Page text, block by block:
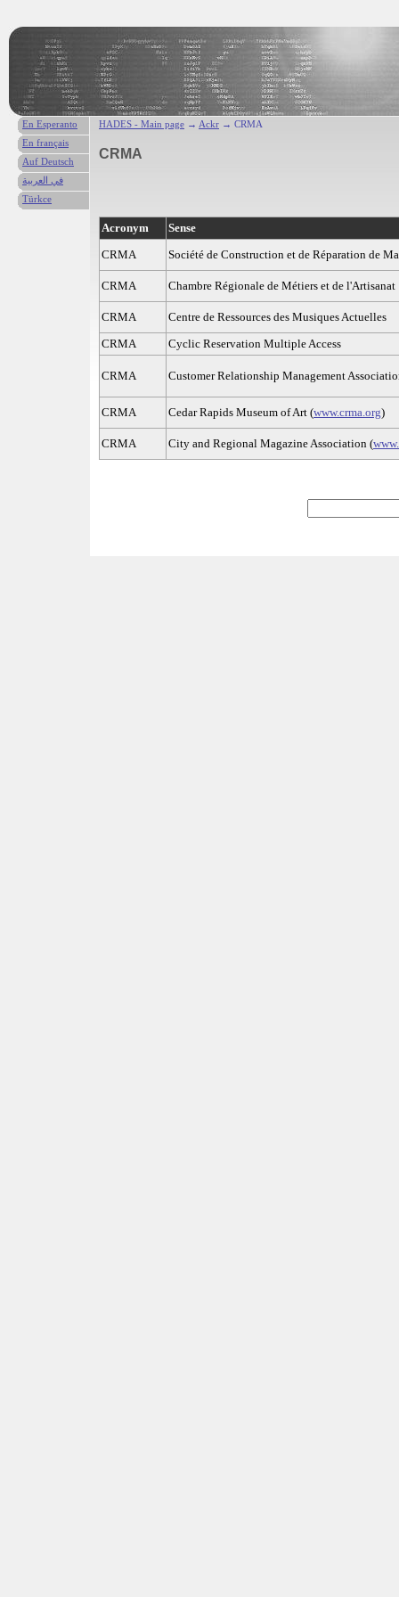
HADES - Main page → Ackr → CRMA
CRMA
Acronym
Sense
CRMA
Société de Construction et de Réparation de
CRMA Chambre Régionale de Métiers et de l'Artisanat
CRMA
Centre de Ressources des Musiques Actuelles
CRMA
Cyclic Reservation Multiple Access
CRMA Customer Relationship Management
CRMA Cedar Rapids Museum of Art (www.crma.org)
CRMA City and Regional Magazine Association (
En Esperanto
En français
Auf Deutsch
في العربية
Türkce